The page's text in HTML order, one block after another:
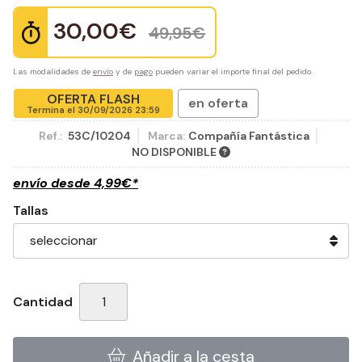
30,00€ 49,95€
Las modalidades de envío y de pago pueden variar el importe final del pedido.
OFERTA FLASH
Termina el 30/09/2026 23:59 en oferta
Ref.: 53C/10204 Marca: Compañía Fantástica
NO DISPONIBLE
envío desde 4,99€*
Tallas
Cantidad
Añadir a la cesta